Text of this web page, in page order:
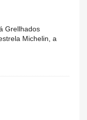
Grellhados
Michelin, a